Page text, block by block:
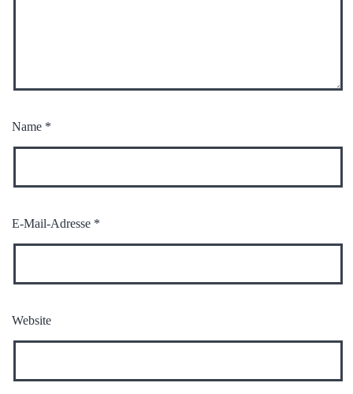
Name *
E-Mail-Adresse *
Website